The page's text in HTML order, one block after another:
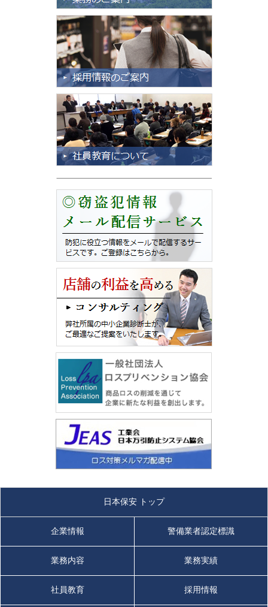
日本保安 トップ
企業情報 警備業者認定標識
業務内容 業務実績
社員教育 採用情報